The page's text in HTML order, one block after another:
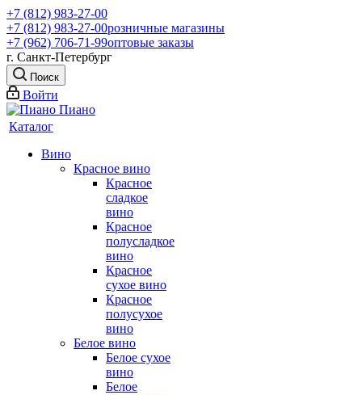
+7 (812) 983-27-00
+7 (812) 983-27-00розничные магазины
+7 (962) 706-71-99оптовые заказы
г. Санкт-Петербург
Поиск
Войти
Каталог
Вино
Красное вино
Красное
сладкое
вино
Красное
полусладкое
вино
Красное
сухое вино
Красное
полусухое
вино
Белое вино
Белое сухое
вино
Белое